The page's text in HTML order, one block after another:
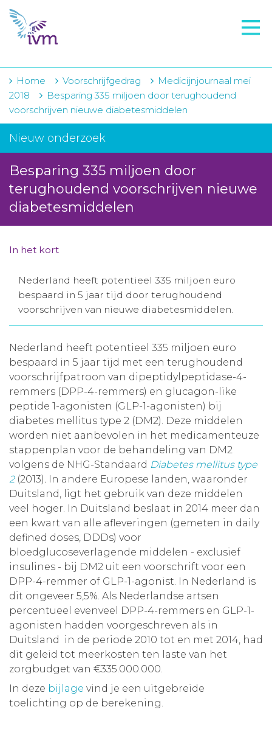
VMI
FTO voorbereiding
IVM-academie
Zorginstellingen
Projecten
Over IVM
Actueel
Aanmelden nieuwsbrief
Inloggen
Toegang leeromgeving
Home Voorschrijfgedrag
Medicijnjournaal mei
2018
Besparing 335 miljoen door terughoudend
voorschrijven nieuwe diabetesmiddelen
Nieuw onderzoek
Besparing 335 miljoen door
terughoudend voorschrijven nieuwe
diabetesmiddelen
In het kort
Nederland heeft potentieel 335 miljoen euro
bespaard in 5 jaar tijd door terughoudend
voorschrijven van nieuwe diabetesmiddelen.
Nederland heeft potentieel 335 miljoen euro
bespaard in 5 jaar tijd met een terughoudend
voorschrijfpatroon van dipeptidylpeptidase-4-
remmers (DPP-4-remmers) en glucagon-like
peptide 1-agonisten (GLP-1-agonisten) bij
diabetes mellitus type 2 (DM2). Deze middelen
worden niet aanbevolen in het medicamenteuze
stappenplan voor de behandeling van DM2
volgens de NHG-Standaard Diabetes mellitus type
2(2013). In andere Europese landen, waaronder
Duitsland, ligt het gebruik van deze middelen
veel hoger. In Duitsland beslaat in 2014 meer dan
een kwart van alle afleveringen (gemeten in daily
defined doses, DDDs) voor
bloedglucoseverlagende middelen - exclusief
insulines - bij DM2 uit een voorschrift voor een
DPP-4-remmer of GLP-1-agonist. In Nederland is
dit ongeveer 5,5%. Als Nederlandse artsen
percentueel evenveel DPP-4-remmers en GLP-1-
agonisten hadden voorgeschreven als in
Duitsland in de periode 2010 tot en met 2014, had
dit geleid tot meerkosten ten laste van het
zorgbudget van €335.000.000.
In deze bijlage vind je een uitgebreide
toelichting op de berekening.